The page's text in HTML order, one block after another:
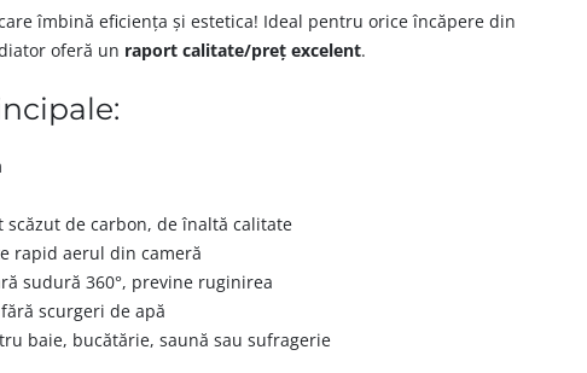
îmbină eficiența și estetica! Ideal pentru orice încăpere din
oferă un raport calitate/preț excelent.
scăzut de carbon, de înaltă calitate
rapid aerul din cameră
sudură 360°, previne ruginirea
fără scurgeri de apă
baie, bucătărie, saună sau sufragerie